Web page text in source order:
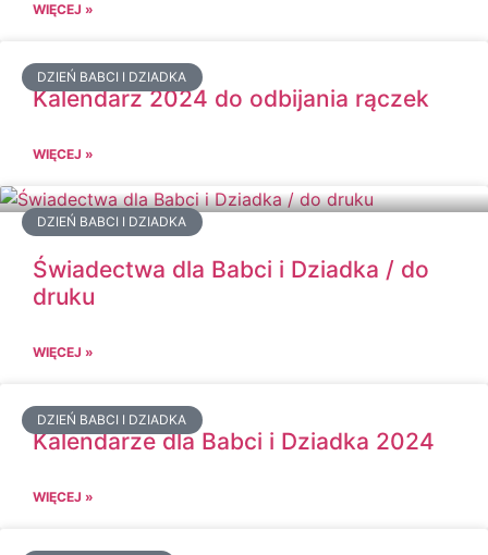
WIĘCEJ »
DZIEŃ BABCI I DZIADKA
Kalendarz 2024 do odbijania rączek
WIĘCEJ »
DZIEŃ BABCI I DZIADKA
Świadectwa dla Babci i Dziadka / do
druku
WIĘCEJ »
DZIEŃ BABCI I DZIADKA
Kalendarze dla Babci i Dziadka 2024
WIĘCEJ »